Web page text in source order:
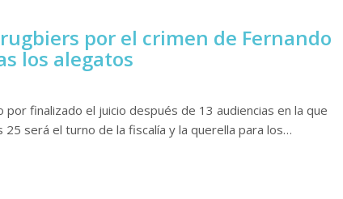
por el crimen de Fernando
los alegatos
finalizado el juicio después de 13 audiencias en la que
25 será el turno de la fiscalía y la querella para los…